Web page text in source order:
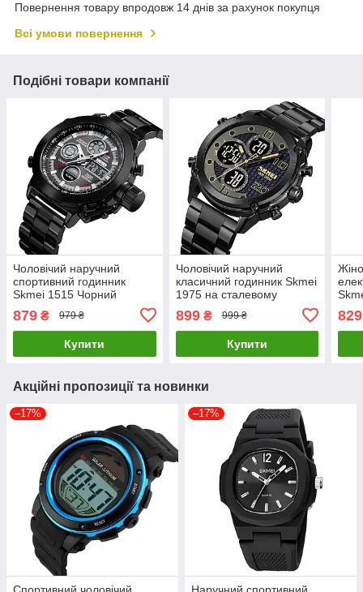
Повернення товару впродовж 14 днів за рахунок покупця
Всі умови повернення
Подібні товари компанії
Чоловічий наручний
спортивний годинник
Skmei 1515 Чорний
879 ₴ 979 ₴
Купити
Чоловічий наручний
класичний годинник Skmei
1975 на сталевому
899₴ 999 ₴
Купити
829
Акційні пропозиції та новинки
–17%
Спортивний чоловічий
–17%
Наручний спортивний